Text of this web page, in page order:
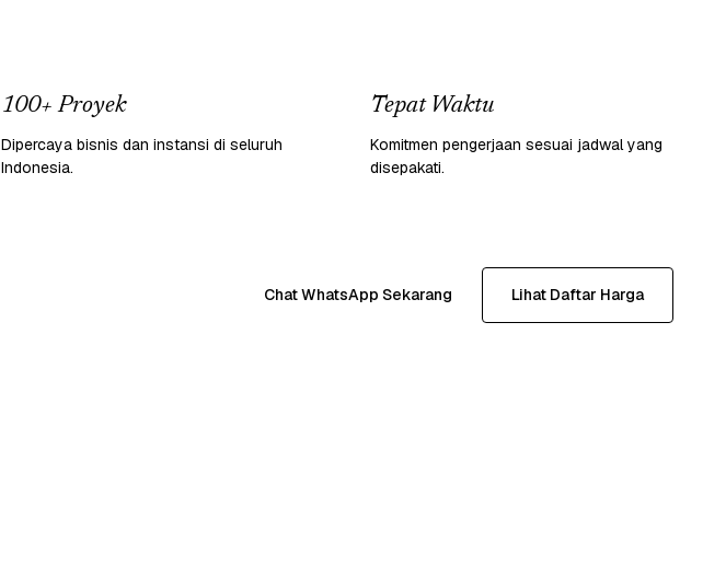
100+ Proyek
Dipercaya bisnis dan instansi di seluruh
Indonesia.
Tepat Waktu
Komitmen pengerjaan sesuai jadwal yang
disepakati.
Chat WhatsApp Sekarang Lihat Daftar Harga